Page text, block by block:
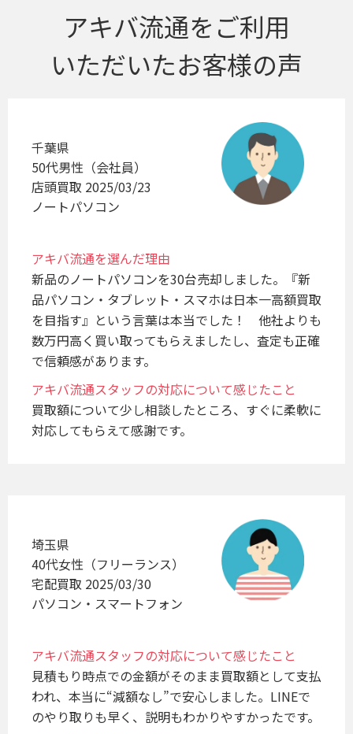
アキバ流通をご利用
いただいたお客様の声
千葉県
50代男性（会社員）
店頭買取 2025/03/23
ノートパソコン
アキバ流通を選んだ理由
新品のノートパソコンを30台売却しました。『新
品パソコン・タブレット・スマホは日本一高額買取
を目指す』という言葉は本当でした！　他社よりも
数万円高く買い取ってもらえましたし、査定も正確
アキバ流通スタッフの対応について感じたこと
買取額について少し相談したところ、すぐに柔軟に
対応してもらえて感謝です。
埼玉県
40代女性（フリーランス）
宅配買取 2025/03/30
パソコン・スマートフォン
アキバ流通スタッフの対応について感じたこと
見積もり時点での金額がそのまま買取額として支払
われ、本当に“減額なし”で安心しました。LINEで
のやり取りも早く、説明もわかりやすかったです。